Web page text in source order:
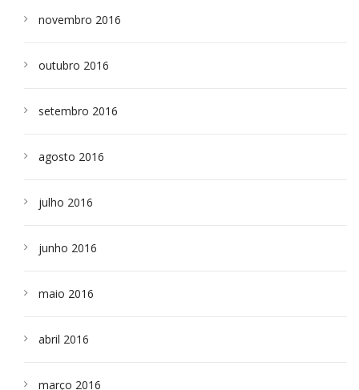
novembro 2016
outubro 2016
setembro 2016
agosto 2016
julho 2016
junho 2016
maio 2016
abril 2016
março 2016